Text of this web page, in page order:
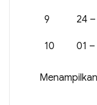
9 24
10 01 –